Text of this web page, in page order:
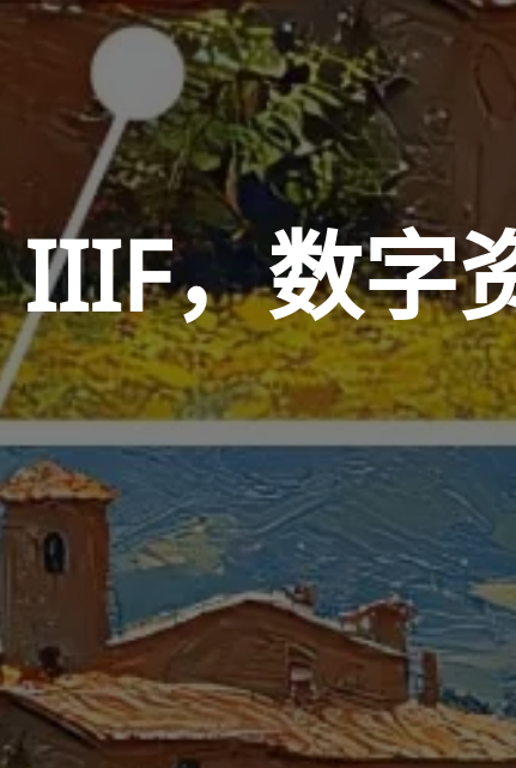
IIIF，数字